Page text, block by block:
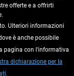
offerte e a offrirti
Ulteriori informazioni
è anche possibile
pagina con l'informativa
dichiarazione per la